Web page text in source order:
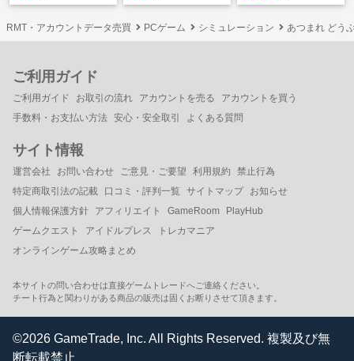
RMT・アカウントデータ売買 PCゲーム シミュレーション あつまれ どう
ご利用ガイド
ご利用ガイド お取引の流れ アカウントを売る
アカウントを買う
手数料・お支払い方法 安心・安全取引 よくある質問
サイト情報
運営会社 お問い合わせ ご意見・ご要望 利用規約
禁止行為
特定商取引法の記載
口コミ・評判一覧 サイトマップ
お知らせ
個人情報保護方針
アフィリエイト GameRoom
PlayHub
ゲームクエスト
アイドルプレス
トレカマニア
オンラインゲーム攻略まとめ
本サイトの問い合わせは直接ゲームトレードへご連絡ください。
チート行為と関わりがある商品の販売は固くお断りさせて頂きます。
©2026 GameTrade, Inc. All Rights Reserved. 複製及び無
断転載禁止